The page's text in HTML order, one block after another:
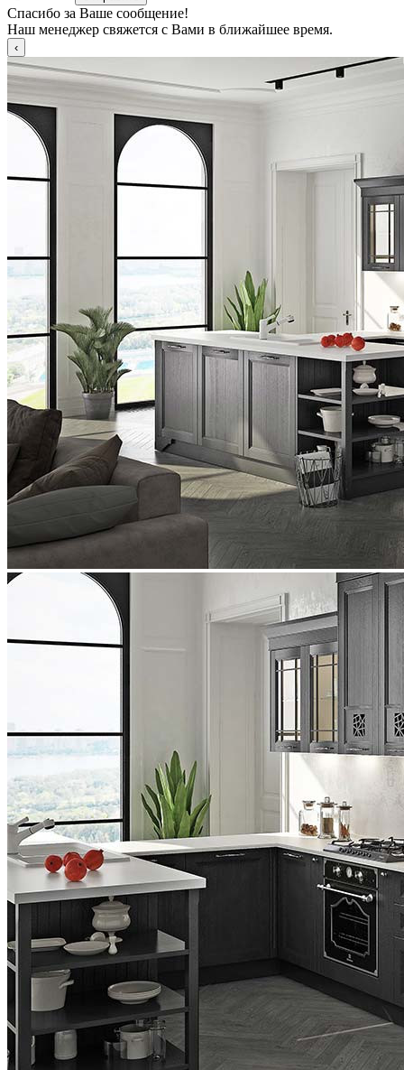
Спасибо за Ваше сообщение!
Наш менеджер свяжется с Вами в ближайшее время.